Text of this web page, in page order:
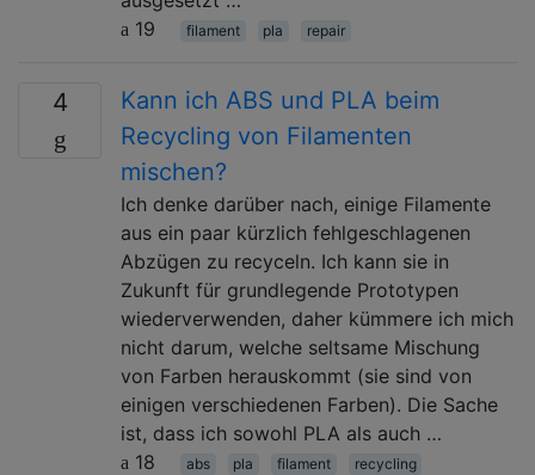
19
filament pla repair
4
Kann ich ABS und PLA beim
Recycling von Filamenten
mischen?
Ich denke darüber nach, einige Filamente
aus ein paar kürzlich fehlgeschlagenen
Abzügen zu recyceln. Ich kann sie in
Zukunft für grundlegende Prototypen
wiederverwenden, daher kümmere ich mich
nicht darum, welche seltsame Mischung
von Farben herauskommt (sie sind von
einigen verschiedenen Farben). Die Sache
ist, dass ich sowohl PLA als auch …
18
abs pla filament recycling